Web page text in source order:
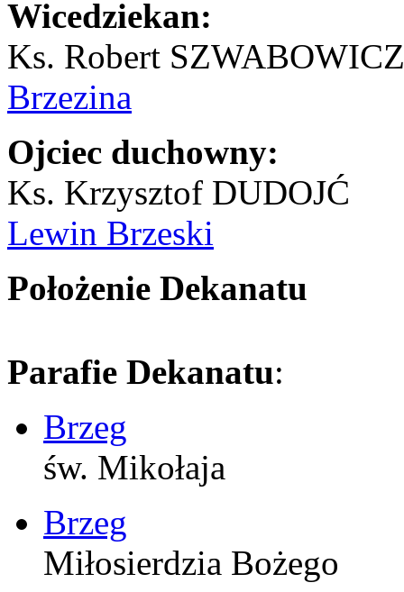
Wicedziekan:
Ks. Robert SZWABOWICZ
Brzezina
Ojciec duchowny:
Ks. Krzysztof DUDOJĆ
Lewin Brzeski
Położenie Dekanatu
Parafie Dekanatu:
Brzeg
św. Mikołaja
Brzeg
Miłosierdzia Bożego